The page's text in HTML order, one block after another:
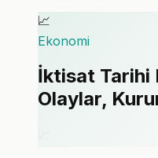
📈
Ekonomi
İktisat Tarihi
Olaylar,